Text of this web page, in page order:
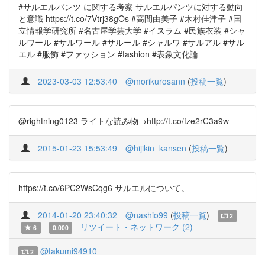
#サルエルパンツ に関する考察 サルエルパンツに対する動向
と意識 https://t.co/7Vtrj38gOs #高間由美子 #木村佳津子 #国
立情報学研究所 #名古屋学芸大学 #イスラム #民族衣装 #シャ
ルワール #サルワール #サルール #シャルワ #サルアル #サル
エル #服飾 #ファッション #fashion #表象文化論
2023-03-03 12:53:40 @morikurosann (投稿一覧)
@rightning0123 ライトな読み物→http://t.co/fze2rC3a9w
2015-01-23 15:53:49 @hijikin_kansen (投稿一覧)
https://t.co/6PC2WsCqg6 サルエルについて。
2014-01-20 23:40:32 @nashio99 (投稿一覧)
2
6
0.000 リツイート・ネットワーク (2)
2 @takumi94910